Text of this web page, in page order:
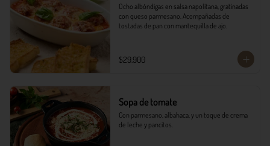
Ocho albóndigas en salsa napolitana, gratinadas
con queso parmesano. Acompañadas de
tostadas de pan con mantequilla de ajo.
$29.900
Sopa de tomate
Con parmesano, albahaca, y un toque de crema
de leche y pancitos.